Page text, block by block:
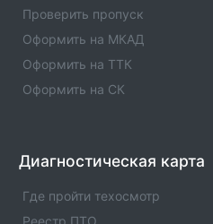
оператора, статус
Проверить пропуск
Оформить на МКАД
Оформить на ТТК
Оформить на СК
Диагностическая карта
Где пройти техосмотр
Реестр ПТО